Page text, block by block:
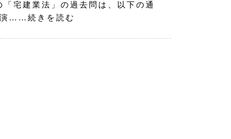
宅建業法」の過去問は、以下の通
演……続きを読む